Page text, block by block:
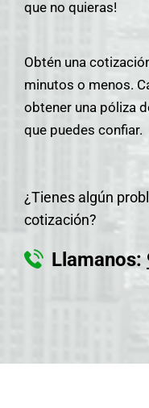
que no quieras!
Obtén una
minutos o menos.
obtener una póliza
que puedes confiar.
¿Tienes algún
cotización?
Llamanos: